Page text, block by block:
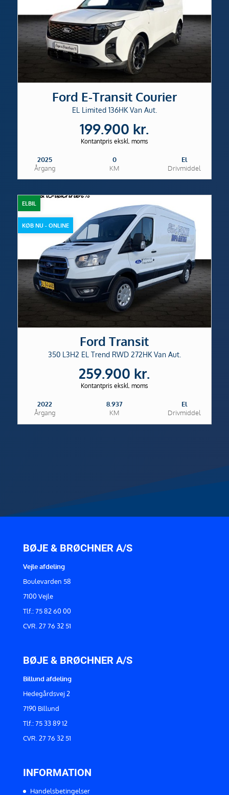
Ford E-Transit Courier
EL Limited 136HK Van Aut.
199.900 kr.
Kontantpris ekskl. moms
2025
Årgang
0
KM
El
Drivmiddel
ELBIL
KØB NU - ONLINE
Ford Transit
350 L3H2 EL Trend RWD 272HK Van Aut.
259.900 kr.
Kontantpris ekskl. moms
2022
Årgang
8.937
KM
El
Drivmiddel
BØJE & BRØCHNER A/S
Vejle afdeling
Boulevarden 58
7100 Vejle
Tlf.: 75 82 60 00
CVR. 27 76 32 51
BØJE & BRØCHNER A/S
Billund afdeling
Hedegårdsvej 2
7190 Billund
Tlf.: 75 33 89 12
CVR. 27 76 32 51
INFORMATION
Handelsbetingelser